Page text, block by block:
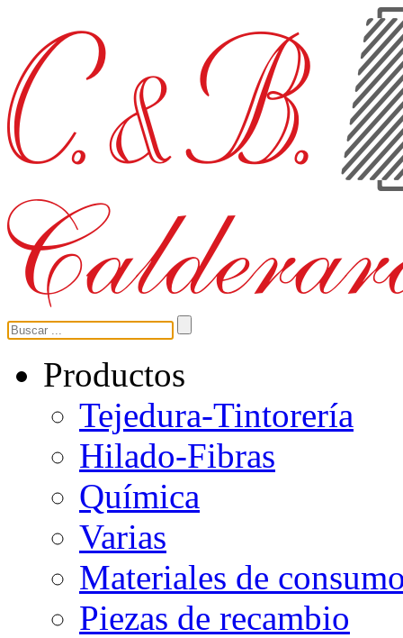
Productos
Tejedura-Tintorería
Hilado-Fibras
Química
Varias
Materiales de
Piezas de recambio